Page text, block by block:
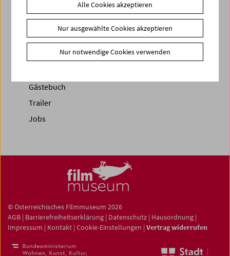
News
Newsletter
Gästebuch
Trailer
Jobs
© Österreichisches Filmmuseum 2026
AGB | Barrierefreiheitserklärung | Datenschutz | Hausordnung |
Impressum | Kontakt | Cookie-Einstellungen | Vertrag widerrufen
Alle Cookies akzeptieren
Nur ausgewählte Cookies akzeptieren
Nur notwendige Cookies verwenden